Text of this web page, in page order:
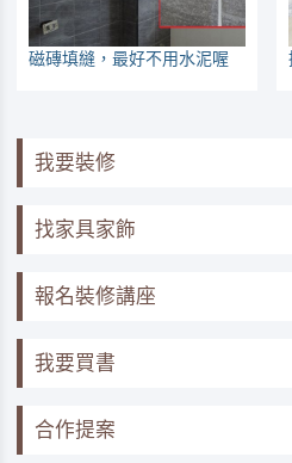
磁磚填縫，最好不用水泥喔
我要裝修
找家具家飾
報名裝修講座
我要買書
合作提案